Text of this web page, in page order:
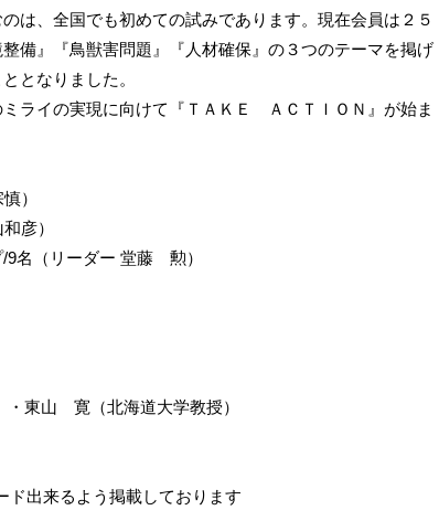
は、全国でも初めての試みであります。現在会員は２５
備』『鳥獣害問題』『人材確保』の３つのテーマを掲げ
となりました。
ライの実現に向けて『ＴＡＫＥ ＡＣＴＩＯＮ』が始ま
）
彦）
名（リーダー 堂藤 勲）
東山 寛（北海道大学教授）
出来るよう掲載しております